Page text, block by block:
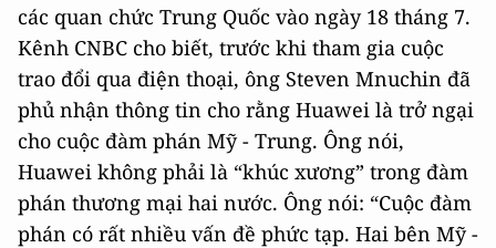
các quan chức Trung Quốc vào ngày 18 tháng 7.
Kênh CNBC cho biết, trước khi tham gia cuộc
trao đổi qua điện thoại, ông Steven Mnuchin đã
phủ nhận thông tin cho rằng Huawei là trở ngại
cho cuộc đàm phán Mỹ - Trung. Ông nói,
Huawei không phải là “khúc xương” trong đàm
phán thương mại hai nước. Ông nói: “Cuộc đàm
phán có rất nhiều vấn đề phức tạp. Hai bên Mỹ -